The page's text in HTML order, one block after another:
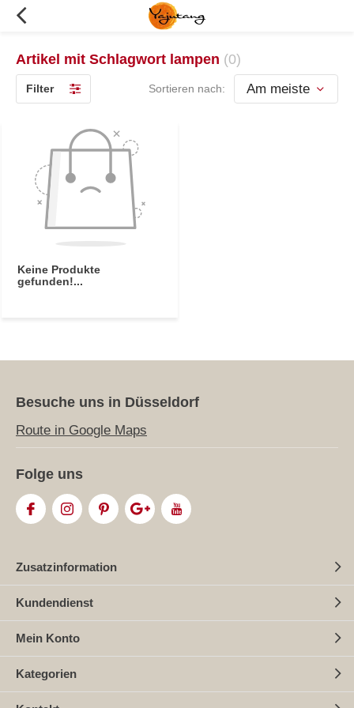
Artikel mit Schlagwort lampen (0)
Filter Sortieren nach:
Keine Produkte
gefunden!...
Besuche uns in Düsseldorf
Route in Google Maps
Folge uns
Zusatzinformation
Kundendienst
Mein Konto
Kategorien